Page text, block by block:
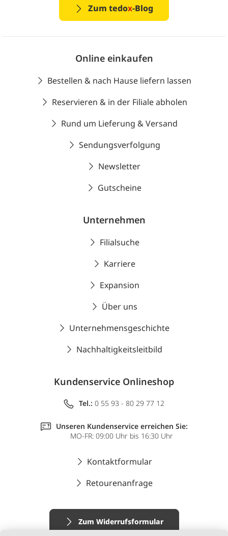
Zum tedox-Blog
Online einkaufen
Bestellen & nach Hause liefern lassen
Reservieren & in der Filiale abholen
Rund um Lieferung & Versand
Sendungsverfolgung
Newsletter
Gutscheine
Unternehmen
Filialsuche
Karriere
Expansion
Über uns
Unternehmensgeschichte
Nachhaltigkeitsleitbild
Kundenservice Onlineshop
Tel.: 0 55 93 - 80 29 77 12
Unseren Kundenservice erreichen Sie:
MO-FR: 09:00 Uhr bis 16:30 Uhr
Kontaktformular
Retourenanfrage
Zum Widerrufsformular